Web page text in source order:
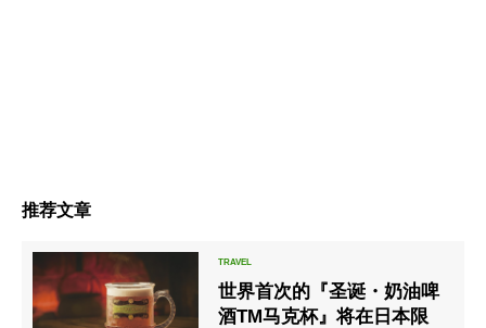
推荐文章
世界首次的『圣诞・奶油啤
酒TM马克杯』将在日本限